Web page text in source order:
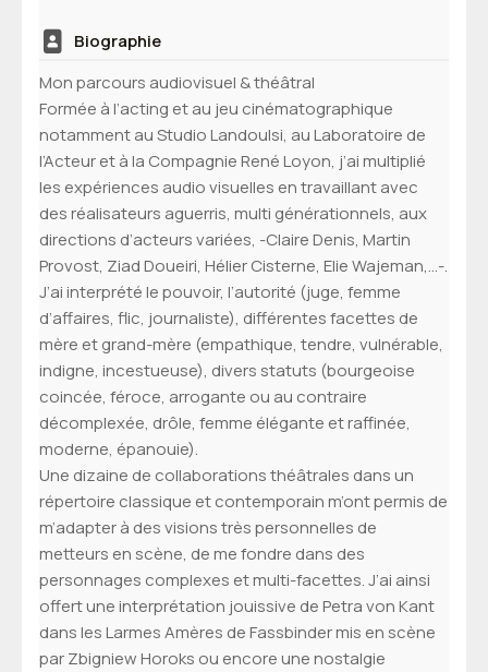
Biographie
Mon parcours audiovisuel & théâtral
Formée à l’acting et au jeu cinématographique
notamment au Studio Landoulsi, au Laboratoire de
l’Acteur et à la Compagnie René Loyon, j’ai multiplié
les expériences audio visuelles en travaillant avec
des réalisateurs aguerris, multi générationnels, aux
directions d’acteurs variées, -Claire Denis, Martin
Provost, Ziad Doueiri, Hélier Cisterne, Elie Wajeman,…-.
J’ai interprété le pouvoir, l’autorité (juge, femme
d’affaires, flic, journaliste), différentes facettes de
mère et grand-mère (empathique, tendre, vulnérable,
indigne, incestueuse), divers statuts (bourgeoise
coincée, féroce, arrogante ou au contraire
décomplexée, drôle, femme élégante et raffinée,
moderne, épanouie).
Une dizaine de collaborations théâtrales dans un
répertoire classique et contemporain m’ont permis de
m’adapter à des visions très personnelles de
metteurs en scène, de me fondre dans des
personnages complexes et multi-facettes. J’ai ainsi
offert une interprétation jouissive de Petra von Kant
dans les Larmes Amères de Fassbinder mis en scène
par Zbigniew Horoks ou encore une nostalgie